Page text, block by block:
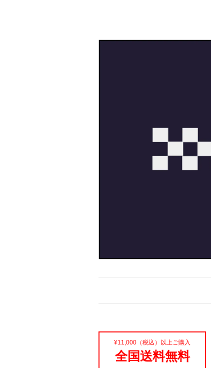
¥11,000（税込）以上ご購入
全国送料無料